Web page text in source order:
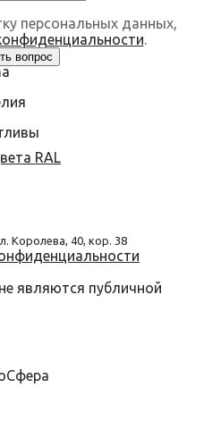
персональных данных,
.
RAL
Королева, 40, кор. 38
являются публичной